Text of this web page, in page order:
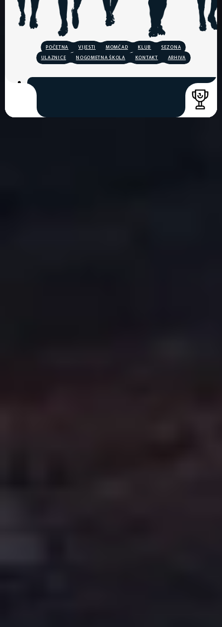
POČETNA VIJESTI MOMČAD KLUB
SEZONA
ULAZNICE
NOGOMETNA ŠKOLA KONTAKT ARHIVA